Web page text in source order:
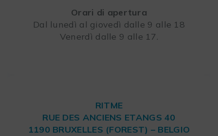
Orari di apertura
Dal lunedì al giovedì dalle 9 alle 18
Venerdì dalle 9 alle 17.
RITME
RUE DES ANCIENS ETANGS 40
1190 BRUXELLES (FOREST) – BELGIO